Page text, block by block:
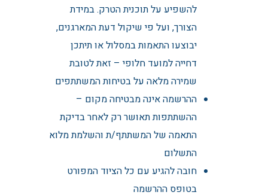
להשפיע על תוכנית הטרק. במידת
הצורך, ועל פי שיקול דעת המארגנים,
יבוצעו התאמות במסלול או תיתכן
דחייה למועד חלופי – זאת לטובת
שמירה מלאה על בטיחות המשתתפים
ההרשמה אינה מבטיחה מקום –
ההשתתפות תאושר רק לאחר בדיקת
התאמה של המשתתף/ת והשלמת מלוא
התשלום
חובה להגיע עם כל הציוד המפורט
בטופס ההרשמה